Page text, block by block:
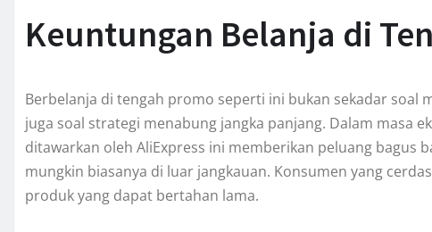
Keuntungan Belanja di
Berbelanja di tengah promo seperti ini bukan sekadar soal
juga soal strategi menabung jangka panjang. Dalam masa
ditawarkan oleh AliExpress ini memberikan peluang bagus
mungkin biasanya di luar jangkauan. Konsumen yang
produk yang dapat bertahan lama.